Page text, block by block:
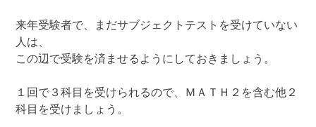
来年受験者で、まだサブジェクトテストを受けていない
人は、
この辺で受験を済ませるようにしておきましょう。
１回で３科目を受けられるので、ＭＡＴＨ２を含む他２
科目を受けましょう。